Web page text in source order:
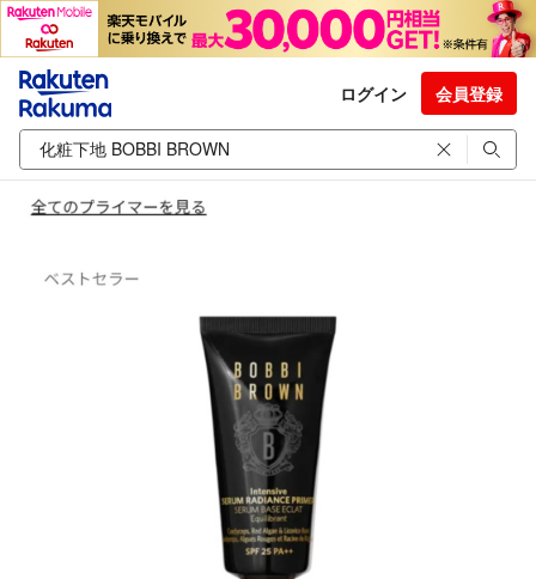
ログイン 会員登録